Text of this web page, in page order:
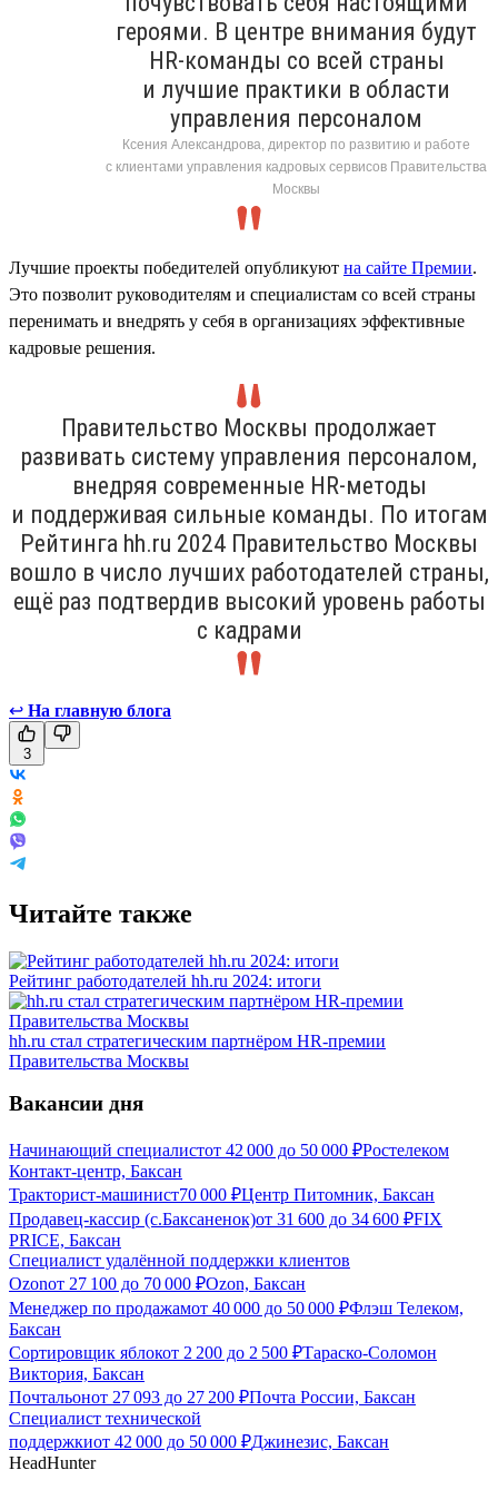
героями. В центре внимания будут
HR-команды со всей страны
и лучшие практики в области
управления персоналом
Ксения Александрова, директор по развитию и работе
с клиентами управления кадровых сервисов Правительства
Москвы
Лучшие проекты победителей опубликуют на сайте Премии.
Это позволит руководителям и специалистам со всей страны
перенимать и внедрять у себя в организациях эффективные
кадровые решения.
Правительство Москвы продолжает
развивать систему управления персоналом,
внедряя современные HR-методы
и поддерживая сильные команды. По итогам
Рейтинга hh.ru 2024 Правительство Москвы
вошло в число лучших работодателей страны,
ещё раз подтвердив высокий уровень работы
с кадрами
↩ На главную блога
3
Читайте также
Рейтинг работодателей hh.ru 2024: итоги
hh.ru стал стратегическим партнёром HR-премии
Правительства Москвы
Вакансии дня
Начинающий специалистот 42 000 до 50 000 ₽Ростелеком
Контакт-центр, Баксан
Тракторист-машинист70 000 ₽Центр Питомник, Баксан
Продавец-кассир (с.Баксаненок)от 31 600 до 34 600 ₽FIX
PRICE, Баксан
Специалист удалённой поддержки клиентов
Ozonот 27 100 до 70 000 ₽Ozon, Баксан
Менеджер по продажамот 40 000 до 50 000 ₽Флэш Телеком,
Баксан
Сортировщик яблокот 2 200 до 2 500 ₽Тараско-Соломон
Виктория, Баксан
Почтальонот 27 093 до 27 200 ₽Почта России, Баксан
Специалист технической
поддержкиот 42 000 до 50 000 ₽Джинезис, Баксан
HeadHunter